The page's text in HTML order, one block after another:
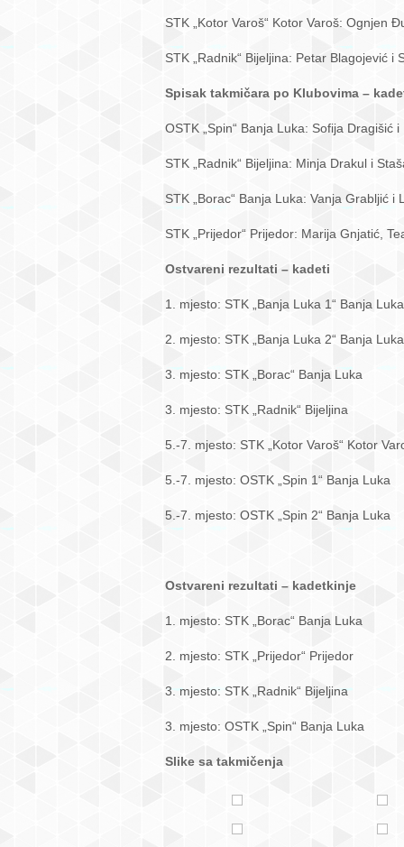
STK „Kotor Varoš“ Kotor Varoš: Ognjen
STK „Radnik“ Bijeljina: Petar Blagojević i
Spisak takmičara po Klubovima –
OSTK „Spin“ Banja Luka: Sofija Dragišić i
STK „Radnik“ Bijeljina: Minja Drakul i
STK „Borac“ Banja Luka: Vanja Grabljić i
STK „Prijedor“ Prijedor: Marija Gnjatić,
Ostvareni rezultati – kadeti
1. mjesto: STK „Banja Luka 1“ Banja Luka
2. mjesto: STK „Banja Luka 2“ Banja Luka
3. mjesto: STK „Borac“ Banja Luka
3. mjesto: STK „Radnik“ Bijeljina
5.-7. mjesto: STK „Kotor Varoš“ Kotor
5.-7. mjesto: OSTK „Spin 1“ Banja Luka
5.-7. mjesto: OSTK „Spin 2“ Banja Luka
Ostvareni rezultati – kadetkinje
1. mjesto: STK „Borac“ Banja Luka
2. mjesto: STK „Prijedor“ Prijedor
3. mjesto: STK „Radnik“ Bijeljina
3. mjesto: OSTK „Spin“ Banja Luka
Slike sa takmičenja